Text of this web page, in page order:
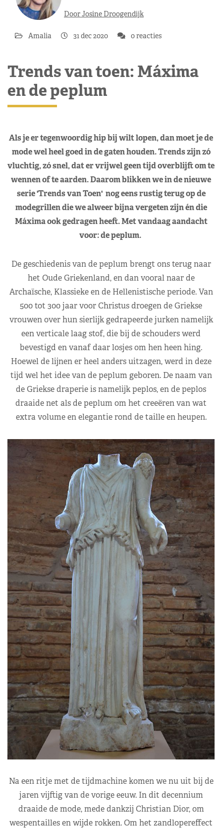
Door Josine Droogendijk
Amalia 31 dec 2020 0 reacties
Trends van toen: Máxima
en de peplum
Als je er tegenwoordig hip bij wilt lopen, dan moet je de
mode wel heel goed in de gaten houden. Trends zijn zó
vluchtig, zó snel, dat er vrijwel geen tijd overblijft om te
wennen of te aarden. Daarom blikken we in de nieuwe
serie 'Trends van Toen' nog eens rustig terug op de
modegrillen die we alweer bijna vergeten zijn én die
Máxima ook gedragen heeft. Met vandaag aandacht
voor: de peplum.
De geschiedenis van de peplum brengt ons terug naar
het Oude Griekenland, en dan vooral naar de
Archaïsche, Klassieke en de Hellenistische periode. Van
500 tot 300 jaar voor Christus droegen de Griekse
vrouwen over hun sierlijk gedrapeerde jurken namelijk
een verticale laag stof, die bij de schouders werd
bevestigd en vanaf daar losjes om hen heen hing.
Hoewel de lijnen er heel anders uitzagen, werd in deze
tijd wel het idee van de peplum geboren. De naam van
de Griekse draperie is namelijk peplos, en de peplos
draaide net als de peplum om het creeëren van wat
extra volume en elegantie rond de taille en heupen.
Na een ritje met de tijdmachine komen we nu uit bij de
jaren vijftig van de vorige eeuw. In dit decennium
draaide de mode, mede dankzij Christian Dior, om
wespentailles en wijde rokken. Om het zandlopereffect